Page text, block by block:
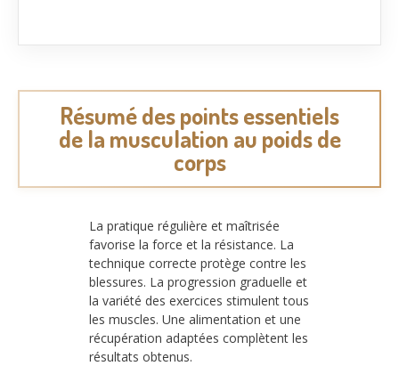
Résumé des points essentiels
de la musculation au poids de
corps
La pratique régulière et maîtrisée
favorise la force et la résistance. La
technique correcte protège contre les
blessures. La progression graduelle et
la variété des exercices stimulent tous
les muscles. Une alimentation et une
récupération adaptées complètent les
résultats obtenus.